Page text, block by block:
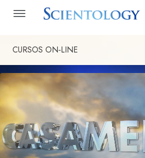
CURSOS ON‑LINE